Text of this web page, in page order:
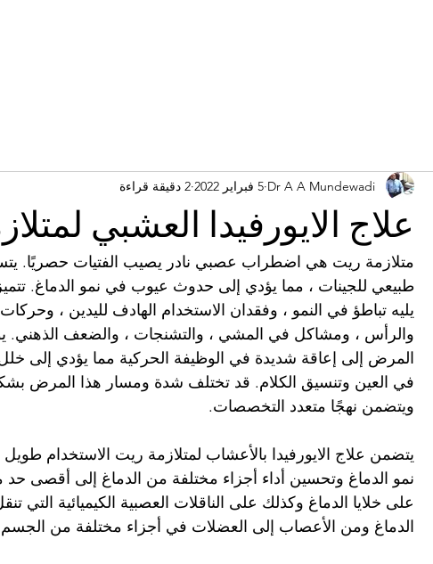
علاج الايورفيدا العشبي
Dr A A Mundewadi 5 فبراير 2022 2 دقيقة قراءة
متلازمة ريت هي اضطراب عصبي نادر يصيب الفتيات حصريًا.
طبيعي للجينات ، مما يؤدي إلى حدوث عيوب في نمو الدماغ.
يليه تباطؤ في النمو ، وفقدان الاستخدام الهادف لليدين ، وحركات
والرأس ، ومشاكل في المشي ، والتشنجات ، والضعف الذهني.
المرض إلى إعاقة شديدة في الوظيفة الحركية مما يؤدي إلى
في العين وتنسيق الكلام. قد تختلف شدة ومسار هذا المرض
ويتضمن نهجًا متعدد التخصصات.
يتضمن علاج الايورفيدا بالأعشاب لمتلازمة ريت الاستخدام طويل
نمو الدماغ وتحسين أداء أجزاء مختلفة من الدماغ إلى أقصى حد
على خلايا الدماغ وكذلك على الناقلات العصبية الكيميائية التي
الدماغ ومن الأعصاب إلى العضلات في أجزاء مختلفة من